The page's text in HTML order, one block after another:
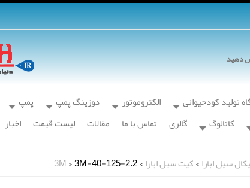
دهید
تولید کودحیوانی الکتروموتور دوزینگ پمپ پمپ
کاتالوگ گالری تماس با ما مقالات لیست قیمت اخبار
سیل ابارا>کیت سیل ابارا>
3M > 3M-40-125-2.2